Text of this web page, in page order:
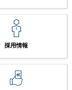
採用情報